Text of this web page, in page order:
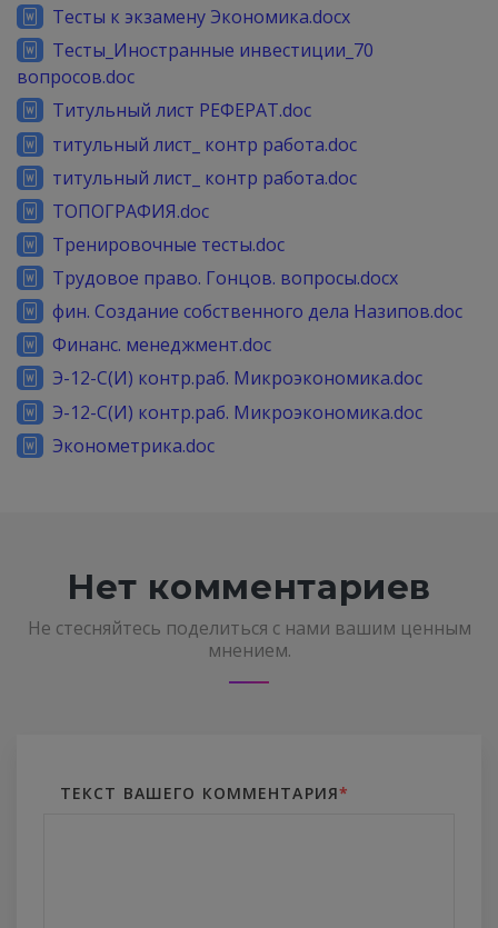
Тесты к экзамену Экономика.docx
Тесты_Иностранные инвестиции_70
вопросов.doc
Титульный лист РЕФЕРАТ.doc
титульный лист_ контр работа.doc
титульный лист_ контр работа.doc
ТОПОГРАФИЯ.doc
Тренировочные тесты.doc
Трудовое право. Гонцов. вопросы.docx
фин. Создание собственного дела Назипов.doc
Финанс. менеджмент.doc
Э-12-С(И) контр.раб. Микроэкономика.doc
Э-12-С(И) контр.раб. Микроэкономика.doc
Эконометрика.doc
Нет комментариев
Не стесняйтесь поделиться с нами вашим ценным
мнением.
ТЕКСТ ВАШЕГО КОММЕНТАРИЯ*